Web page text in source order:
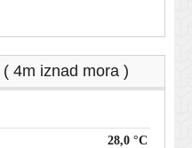
4m iznad mora )
28,0 °C